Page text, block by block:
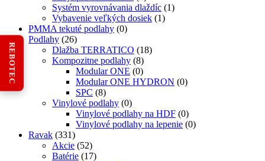
Systém vyrovnávania dlaždíc (1)
Vybavenie veľkých dosiek (1)
PMMA tekuté podlahy (0)
Podlahy (26)
Dlažba TERRATICO (18)
Kompozitne podlahy (8)
Modular ONE (0)
Modular ONE HYDRON (0)
SPC (8)
Vinylové podlahy (0)
Vinylové podlahy na HDF (0)
Vinylové podlahy na lepenie (0)
Ravak (331)
Akcie (52)
Batérie (17)
REBOTEC